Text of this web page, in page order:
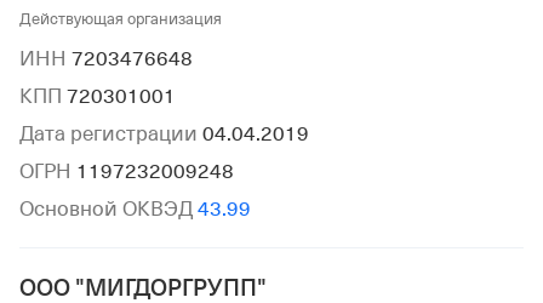
Действующая организация
ИНН 7203476648
КПП 720301001
Дата регистрации 04.04.2019
ОГРН 1197232009248
Основной ОКВЭД 43.99
ООО "МИГДОРГРУПП"